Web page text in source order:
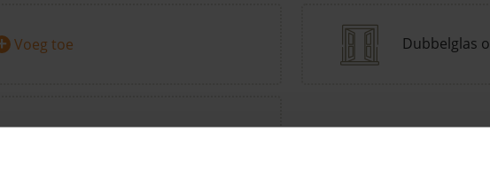
Voeg toe Dubbelglas